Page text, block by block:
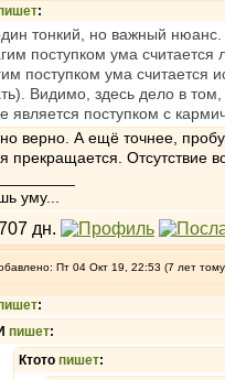
:
тонкий, но важный нюанс.
поступком ума считается
поступком ума считается
Видимо, здесь дело в
является поступком с
верно. А ещё точнее,
прекращается. Отсутствие
уму...
Пт 04 Окт 19, 22:53 (7 лет
:
пишет:
Ктото пишет: